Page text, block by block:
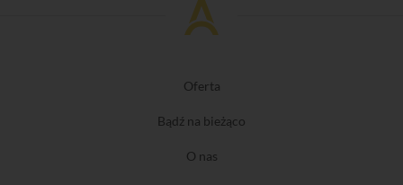
Oferta
Bądź na bieżąco
O nas